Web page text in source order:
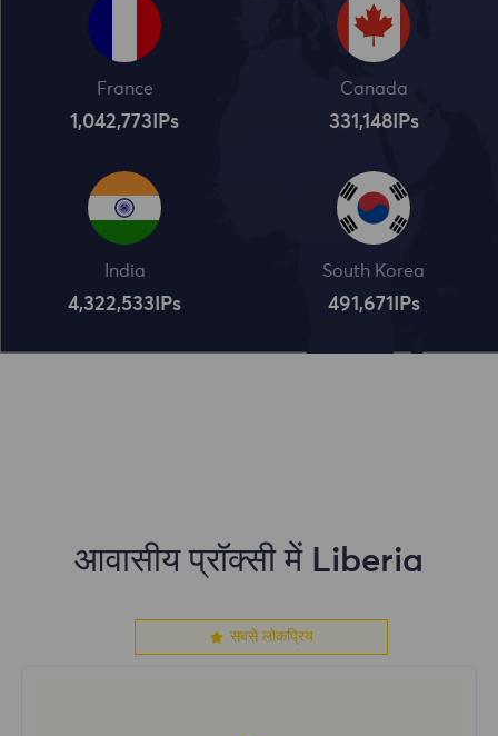
France
1,042,773 IPs
Canada
331,148IPs
India
4,322,534 IPs
South Korea
491,672 IPs
आवासीय प्रॉक्सी में Liberia
सबसे लोकप्रिय